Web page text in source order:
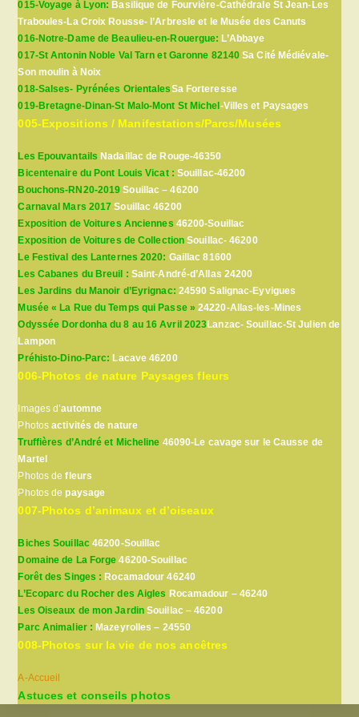
015-Voyage à Lyon: Basilique de Fourvière-Cathédrale St Jean-Les
Traboules-La Croix Rousse- l’Arbresle et le Musée des Canuts
016-Notre-Dame de Beaulieu-en-Rouergue: L’Abbaye
017-St Antonin Noble Val Tarn et Garonne 82140 Sa Cité Médiévale-
Son moulin à Noix
018-Salses- Pyrénées OrientalesSa Forteresse
019-Bretagne-Dinan-St Malo-Mont St Michel -Villes et Paysages
005-Expositions / Manifestations/Parcs/Musées
Les Epouvantails Nadaillac de Rouge-46350
Bicentenaire du Pont Louis Vicat : Souillac-46200
Bouchons-RN20-2019Souillac – 46200
Carnaval Mars 2017 Souillac 46200
Exposition de Voitures Anciennes 46200-Souillac
Exposition de Voitures de Collection Souillac- 46200
Le Festival des Lanternes 2020: Gaillac 81600
Les Cabanes du Breuil : Saint-André-d’Allas 24200
Les Jardins du Manoir d’Eyrignac: 24590 Salignac-Eyvigues
Musée « La Rue du Temps qui Passe » 24220-Allas-les-Mines
Odyssée Dordonha du 8 au 16 Avril 2023Lanzac- Souillac-St Julien de
Lampon
Préhisto-Dino-Parc: Lacave 46200
006-Photos de nature Paysages fleurs
Images d’automne
Photosactivités de nature
Truffières d’André et Micheline 46090-Le cavage sur le Causse de
Martel
Photos defleurs
Photos depaysage
007-Photos d’animaux et d’oiseaux
Biches Souillac46200-Souillac
Domaine de La Forge 46200-Souillac
Forêt des Singes : Rocamadour 46240
L’Ecoparc du Rocher des Aigles Rocamadour – 46240
Les Oiseaux de mon JardinSouillac – 46200
Parc Animalier : Mazeyrolles – 24550
008-Photos sur la vie de nos ancêtres
A-Accueil
Astuces et conseils photos